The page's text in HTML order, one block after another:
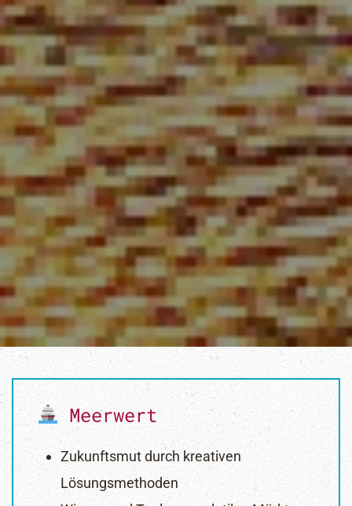
Meerwert
Zukunftsmut durch kreativen
Lösungsmethoden